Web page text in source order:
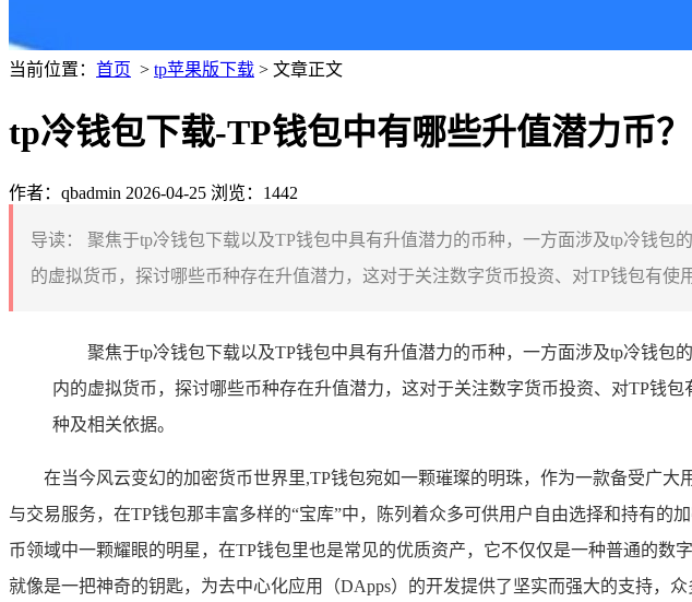
当前位置： 首页 > tp苹果版下载 > 文章正文
tp冷钱包下载-TP钱包中有哪些升值潜力币？
作者：qbadmin 2026-04-25 浏览：1442
导读：
聚焦于tp冷钱包下载以及TP钱包中具有升值潜力的币种，一方面涉及tp冷钱
的虚拟货币，探讨哪些币种存在升值潜力，这对于关注数字货币投资、对TP钱包有
聚焦于tp冷钱包下载以及TP钱包中具有升值潜力的币种，一方面涉及tp冷钱
内的虚拟货币，探讨哪些币种存在升值潜力，这对于关注数字货币投资、对TP钱
种及相关依据。
在当今风云变幻的加密货币世界里,TP钱包宛如一颗璀璨的明珠，作为一款备受广
与交易服务，在TP钱包那丰富多样的“宝库”中，陈列着众多可供用户自由选择和持有
币领域中一颗耀眼的明星，在TP钱包里也是常见的优质资产，它不仅仅是一种普通的数字
就像是一把神奇的钥匙，为去中心化应用（DApps）的开发提供了坚实而强大的支持，